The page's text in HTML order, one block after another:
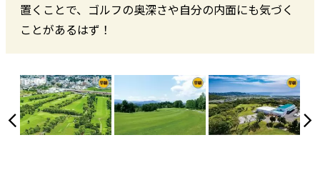
置くことで、ゴルフの奥深さや自分の内面にも気づく
ことがあるはず！